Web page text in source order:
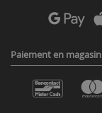
Paiement en magasin